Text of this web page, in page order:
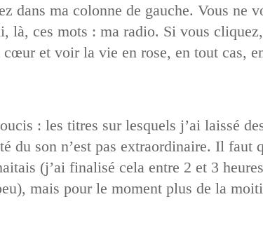
dans ma colonne de gauche. Vous ne
là, ces mots : ma radio. Si vous
et voir la vie en rose, en tout cas,
: les titres sur lesquels j’ai laissé
du son n’est pas extraordinaire. Il faut
(j’ai finalisé cela entre 2 et 3
mais pour le moment plus de la